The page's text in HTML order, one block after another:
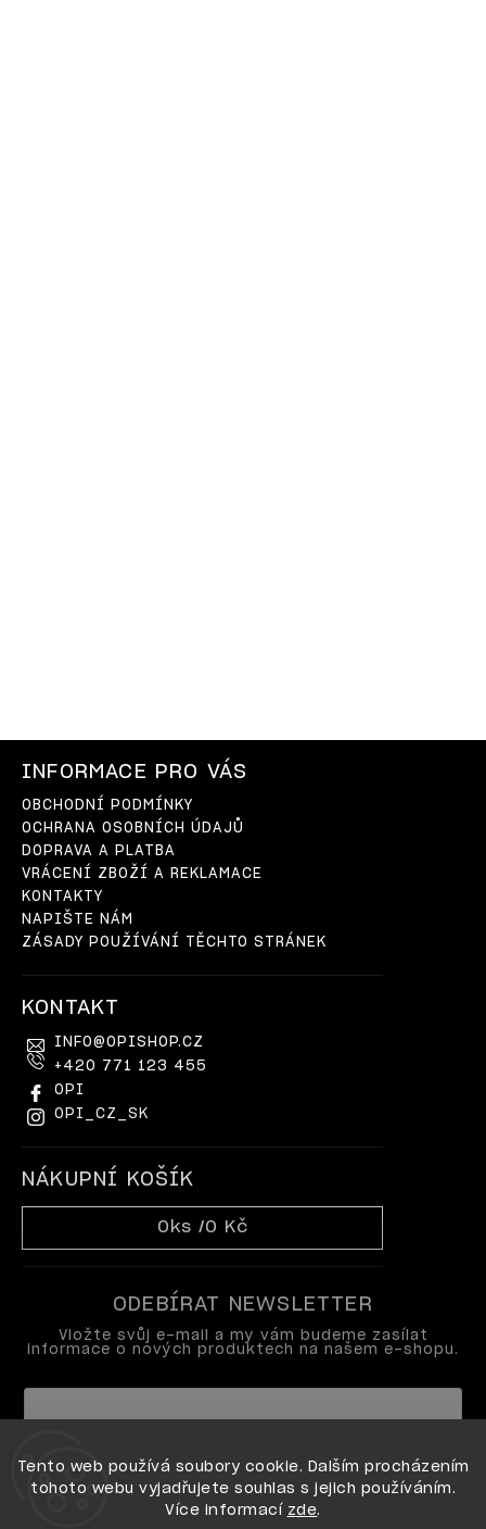
Tento web používá soubory cookie. Dalším procházením
tohoto webu vyjadřujete souhlas s jejich používáním.
Více informací zde.
INFORMACE PRO VÁS
OBCHODNÍ PODMÍNKY
OCHRANA OSOBNÍCH ÚDAJŮ
DOPRAVA A PLATBA
VRÁCENÍ ZBOŽÍ A REKLAMACE
KONTAKTY
NAPIŠTE NÁM
ZÁSADY POUŽÍVÁNÍ TĚCHTO STRÁNEK
KONTAKT
INFO@OPISHOP.CZ
+420 771 123 455
OPI
OPI_CZ_SK
NÁKUPNÍ KOŠÍK
0 ks /0 Kč
ODEBÍRAT NEWSLETTER
Vložte svůj e-mail a my vám budeme zasílat
informace o nových produktech na našem e-shopu.
podmínkami ochrany osobních údajů